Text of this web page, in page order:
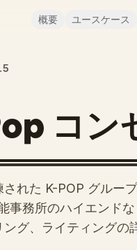
概要 ユースケース
コン
れた K-POP グルー
事務所のハイエンド
グ、ライティングの